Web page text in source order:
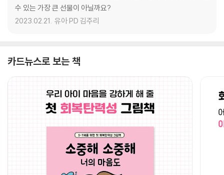
수 있는 가장 큰 선물이 아닐까요?
2023.02.21. 유아 PD 김주리
카드뉴스로 보는 책